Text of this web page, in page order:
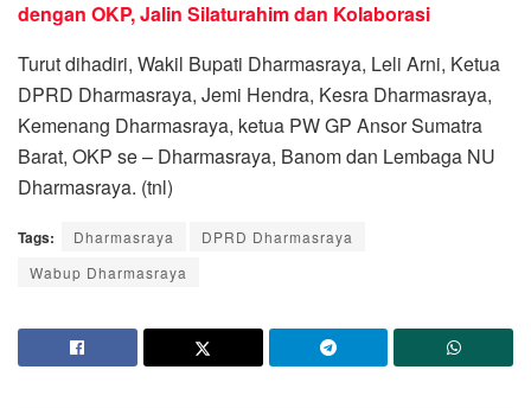
dengan OKP, Jalin Silaturahim dan Kolaborasi
Turut dihadiri, Wakil Bupati Dharmasraya, Leli Arni, Ketua
DPRD Dharmasraya, Jemi Hendra, Kesra Dharmasraya,
Kemenang Dharmasraya, ketua PW GP Ansor Sumatra
Barat, OKP se – Dharmasraya, Banom dan Lembaga NU
Dharmasraya. (tnl)
Tags: Dharmasraya
DPRD Dharmasraya
Wabup Dharmasraya